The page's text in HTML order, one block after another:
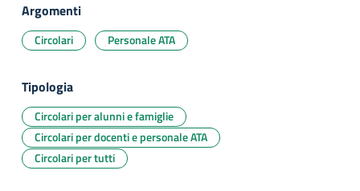
Argomenti
Circolari Personale ATA
Tipologia
Circolari per alunni e famiglie
Circolari per docenti e personale ATA
Circolari per tutti